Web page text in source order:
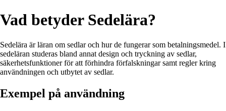
Vad betyder Sedelära?
Sedelära är läran om sedlar och hur de fungerar som betalningsmedel. I
sedeläran studeras bland annat design och tryckning av sedlar,
säkerhetsfunktioner för att förhindra förfalskningar samt regler kring
användningen och utbytet av sedlar.
Exempel på användning